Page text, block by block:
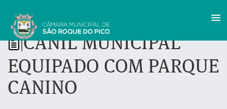
CANIL MUNICIPAL
EQUIPADO COM PARQUE
CANINO